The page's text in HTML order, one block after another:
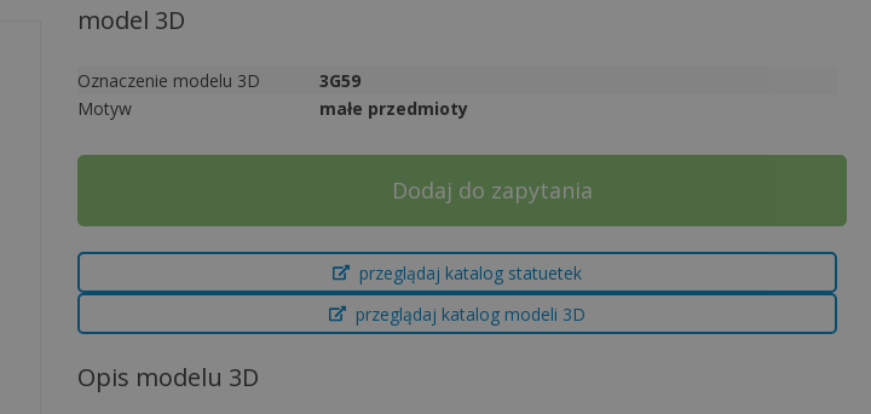
model 3D
Oznaczenie modelu 3D
3G59
Motyw
małe przedmioty
Dodaj do zapytania
A
e
r
przeglądaj katalog statuetek
przeglądaj katalog modeli 3D
Opis modelu 3D